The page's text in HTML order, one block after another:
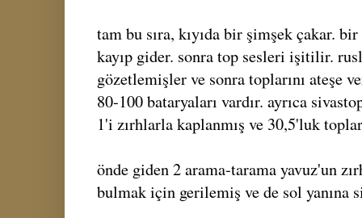
tam bu sıra, kıyıda bir şimşek çakar.
kayıp gider. sonra top sesleri işitilir.
gözetlemişler ve sonra toplarını ateşe
80-100 bataryaları vardır. ayrıca
1'i zırhlarla kaplanmış ve 30,5'luk
önde giden 2 arama-tarama yavuz'un
bulmak için gerilemiş ve de sol yanına